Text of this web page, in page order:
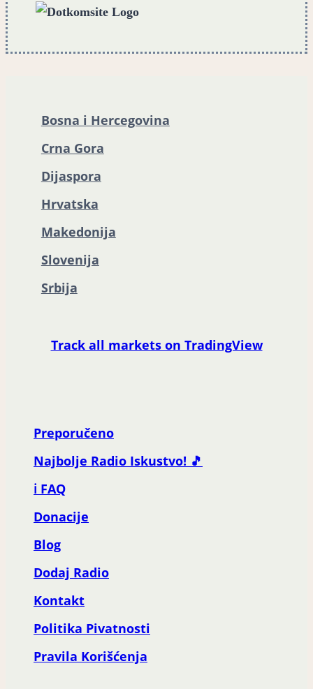
Bosna i Hercegovina
Crna Gora
Dijaspora
Hrvatska
Makedonija
Slovenija
Srbija
Track all markets on TradingView
Preporučeno
Najbolje Radio Iskustvo! 🎵
ℹ️ FAQ
Donacije
Blog
Dodaj Radio
Kontakt
Politika Pivatnosti
Pravila Korišćenja